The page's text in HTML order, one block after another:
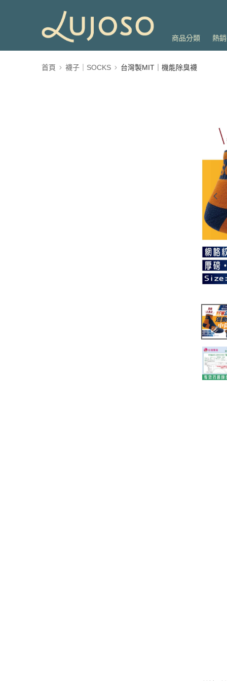
商品分類 熱
首頁 襪子｜SOCKS 台灣製MIT｜機能除臭襪